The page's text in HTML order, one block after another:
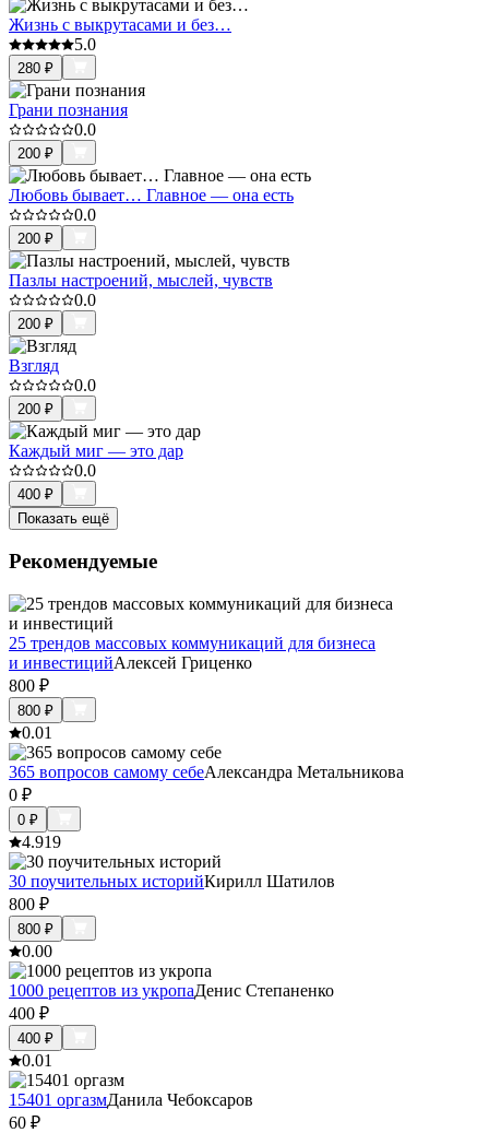
Жизнь с выкрутасами и без…
5.0
280 ₽
Грани познания
0.0
200 ₽
Любовь бывает… Главное — она есть
0.0
200 ₽
Пазлы настроений, мыслей, чувств
0.0
200 ₽
Взгляд
0.0
200 ₽
Каждый миг — это дар
0.0
400 ₽
Показать ещё
Рекомендуемые
25 трендов массовых коммуникаций для бизнеса
и инвестицийАлексей Гриценко
800 ₽
800 ₽
0.01
365 вопросов самому себеАлександра Метальникова
0 ₽
0 ₽
4.919
30 поучительных историйКирилл Шатилов
800 ₽
800 ₽
0.00
1000 рецептов из укропаДенис Степаненко
400 ₽
400 ₽
0.01
15401 оргазмДанила Чебоксаров
60 ₽